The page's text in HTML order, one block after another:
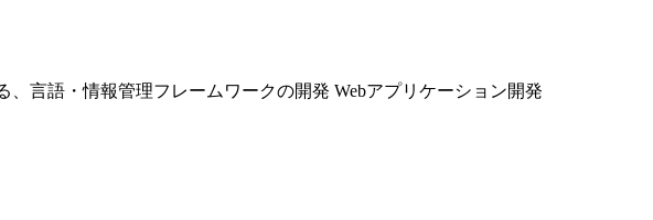
言語・情報管理フレームワークの開発 Webアプリケーション開発